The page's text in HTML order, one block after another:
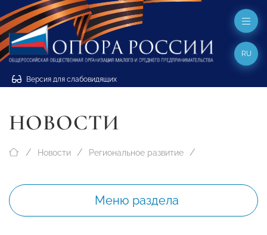
Версия для слабовидящих
RU
НОВОСТИ
Новости Региональное развитие
Меню раздела